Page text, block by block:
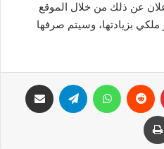
عن ذلك من خلال الموقع
بزيادتها، وسيتم صرفها
بينتيريست واتساب تيلقرام
طباعة